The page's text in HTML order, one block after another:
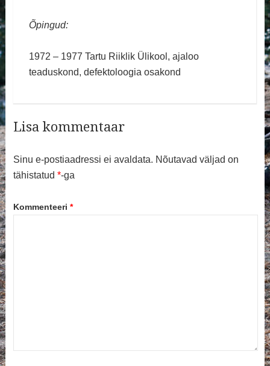
Õpingud:
1972 – 1977 Tartu Riiklik Ülikool, ajaloo
teaduskond, defektoloogia osakond
Lisa kommentaar
Sinu e-postiaadressi ei avaldata. Nõutavad väljad on
tähistatud *-ga
Kommenteeri *